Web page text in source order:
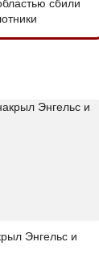
сбили
Энгельс и